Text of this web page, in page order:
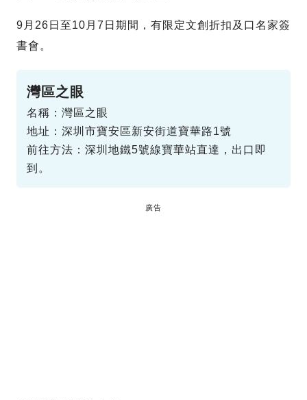
9月26日至10月7日期間，有限定文創折扣及口名家簽
書會。
灣區之眼
名稱：灣區之眼
地址：深圳市寶安區新安街道寶華路1號
前往方法：深圳地鐵5號線寶華站直達，出口即
到。
廣告